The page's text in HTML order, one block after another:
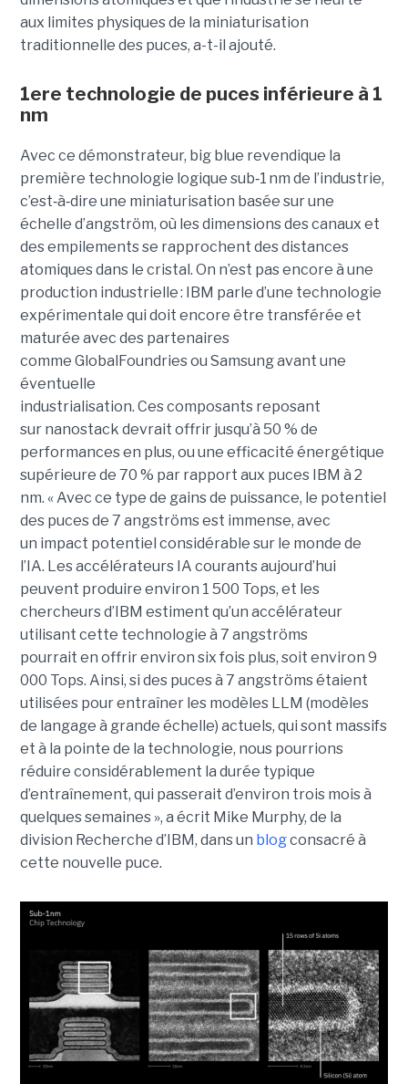
aux limites physiques de la miniaturisation
traditionnelle des puces, a-t-il ajouté.
1ere technologie de puces inférieure à 1
nm
Avec ce démonstrateur, big blue revendique la
première technologie logique sub‑1 nm de l’industrie,
c’est‑à‑dire une miniaturisation basée sur une
échelle d’angström, où les dimensions des canaux et
des empilements se rapprochent des distances
atomiques dans le cristal. On n’est pas encore à une
production industrielle : IBM parle d’une technologie
expérimentale qui doit encore être transférée et
maturée avec des partenaires
comme GlobalFoundries ou Samsung avant une
éventuelle
industrialisation. Ces composants reposant
sur nanostack devrait offrir jusqu’à 50 % de
performances en plus, ou une efficacité énergétique
supérieure de 70 % par rapport aux puces IBM à 2
nm. « Avec ce type de gains de puissance, le potentiel
des puces de 7 angströms est immense, avec
un impact potentiel considérable sur le monde de
l’IA. Les accélérateurs IA courants aujourd’hui
peuvent produire environ 1 500 Tops, et les
chercheurs d’IBM estiment qu’un accélérateur
utilisant cette technologie à 7 angströms
pourrait en offrir environ six fois plus, soit environ 9
000 Tops. Ainsi, si des puces à 7 angströms étaient
utilisées pour entraîner les modèles LLM (modèles
de langage à grande échelle) actuels, qui sont massifs
et à la pointe de la technologie, nous pourrions
réduire considérablement la durée typique
d’entraînement, qui passerait d’environ trois mois à
quelques semaines », a écrit Mike Murphy, de la
division Recherche d’IBM, dans un blogconsacré à
cette nouvelle puce.